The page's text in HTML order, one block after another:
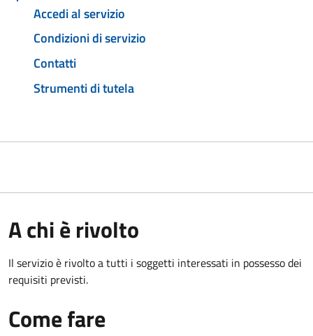
Accedi al servizio
Condizioni di servizio
Contatti
Strumenti di tutela
A chi è rivolto
Il servizio è rivolto a tutti i soggetti interessati in possesso dei
requisiti previsti.
Come fare